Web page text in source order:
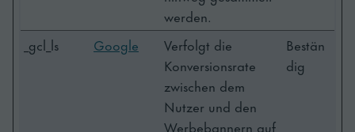
werden.
_gcl_ls
Google
Verfolgt die
Konversionsrate
zwischen dem
Nutzer und den
Werbebannern auf
Bestän
dig